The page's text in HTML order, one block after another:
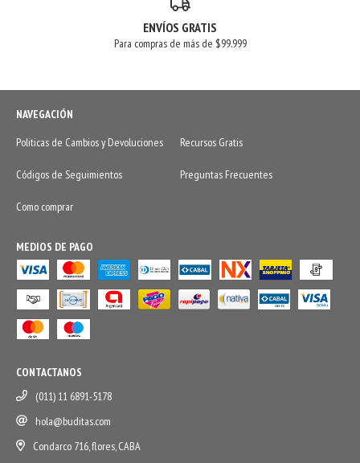
ENVÍOS GRATIS
Para compras de más de $99.999
NAVEGACIÓN
Politicas de Cambios y Devoluciones
Recursos Gratis
Códigos de Seguimientos Preguntas Frecuentes
Como comprar
MEDIOS DE PAGO
CONTACTANOS
(011) 11 6891-5178
hola@buditas.com
Condarco 716, flores, CABA